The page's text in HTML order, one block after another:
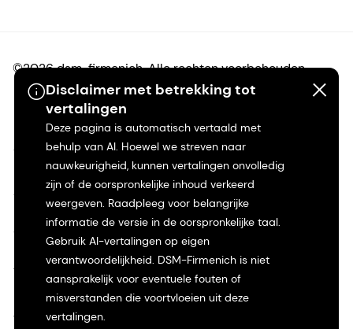
Disclaimer met betrekking tot
vertalingen
Deze pagina is automatisch vertaald met
behulp van AI. Hoewel we streven naar
nauwkeurigheid, kunnen vertalingen onvolledig
zijn of de oorspronkelijke inhoud verkeerd
weergeven. Raadpleeg voor belangrijke
informatie de versie in de oorspronkelijke taal.
Gebruik AI-vertalingen op eigen
verantwoordelijkheid. DSM-Firmenich is niet
aansprakelijk voor eventuele fouten of
misverstanden die voortvloeien uit deze
vertalingen.
©2026 dsm-firmenich. Alle rechten voorbehouden.
Privacyverklaring
Gebruiksvoorwaarden
Algemene voorwaarden
Californië Transparantie
Toegankelijkheidsverklaring
Juridische informatie